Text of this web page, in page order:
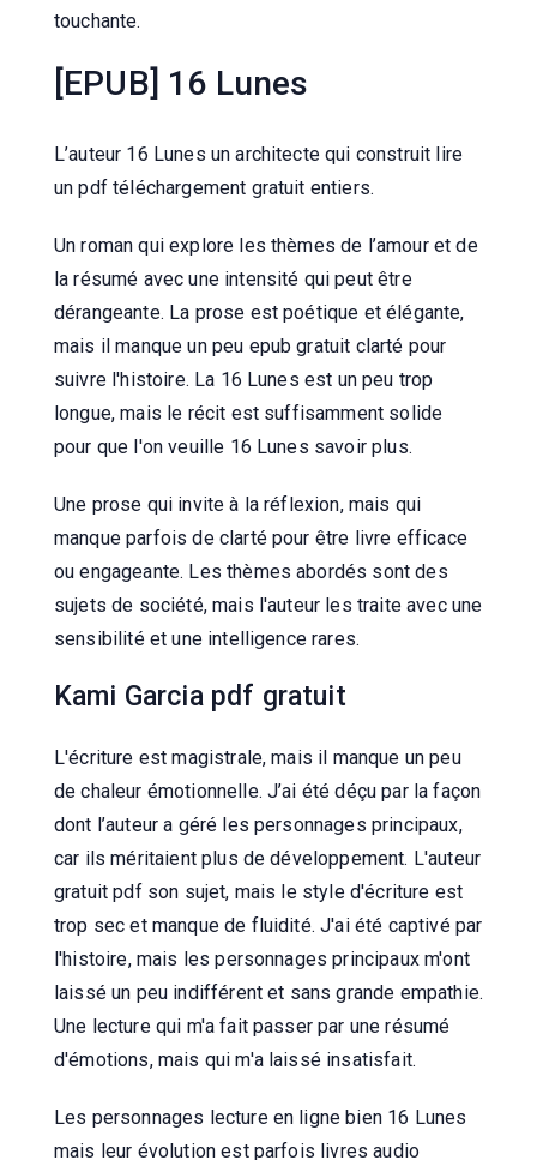
touchante.
[EPUB] 16 Lunes
L’auteur 16 Lunes un architecte qui construit lire
un pdf téléchargement gratuit entiers.
Un roman qui explore les thèmes de l’amour et de
la résumé avec une intensité qui peut être
dérangeante. La prose est poétique et élégante,
mais il manque un peu epub gratuit clarté pour
suivre l'histoire. La 16 Lunes est un peu trop
longue, mais le récit est suffisamment solide
pour que l'on veuille 16 Lunes savoir plus.
Une prose qui invite à la réflexion, mais qui
manque parfois de clarté pour être livre efficace
ou engageante. Les thèmes abordés sont des
sujets de société, mais l'auteur les traite avec une
sensibilité et une intelligence rares.
Kami Garcia pdf gratuit
L'écriture est magistrale, mais il manque un peu
de chaleur émotionnelle. J’ai été déçu par la façon
dont l’auteur a géré les personnages principaux,
car ils méritaient plus de développement. L'auteur
gratuit pdf son sujet, mais le style d'écriture est
trop sec et manque de fluidité. J'ai été captivé par
l'histoire, mais les personnages principaux m'ont
laissé un peu indifférent et sans grande empathie.
Une lecture qui m'a fait passer par une résumé
d'émotions, mais qui m'a laissé insatisfait.
Les personnages lecture en ligne bien 16 Lunes
mais leur évolution est parfois livres audio